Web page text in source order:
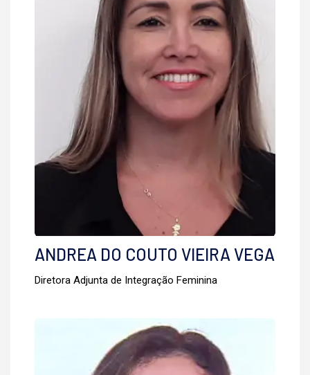
ANDREA DO COUTO VIEIRA VEGA
Diretora Adjunta de Integração Feminina